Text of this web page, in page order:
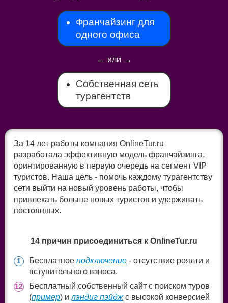
Франчайзинг для
одного офиса
← или →
Собственная сеть
турагентств
За 14 лет работы компания OnlineTur.ru
разработала эффективную модель франчайзинга,
оринтированную в первую очередь на сегмент VIP
туристов. Наша цель - помочь каждому турагентству
сети выйти на новый уровень работы, чтобы
привлекать больше новых туристов и удерживать
постоянных.
14 причин присоединиться к OnlineTur.ru
1 Бесплатноеподключение - отсутствие роялти и
вступительного взноса.
12
Бесплатный собственный сайт с поиском туров
(пример) илэндиг пэйджс высокой конверсией